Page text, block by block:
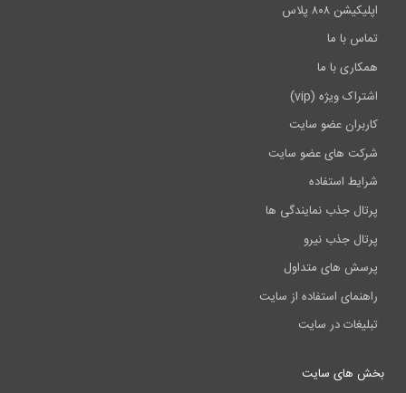
اپلیکیشن ۸۰۸ پلاس
تماس با ما
همکاری با ما
اشتراک ویژه (vip)
کاربران عضو سایت
شرکت های عضو سایت
شرایط استفاده
پرتال جذب نمایندگی ها
پرتال جذب نیرو
پرسش های متداول
راهنمای استفاده از سایت
تبلیغات در سایت
بخش های سایت